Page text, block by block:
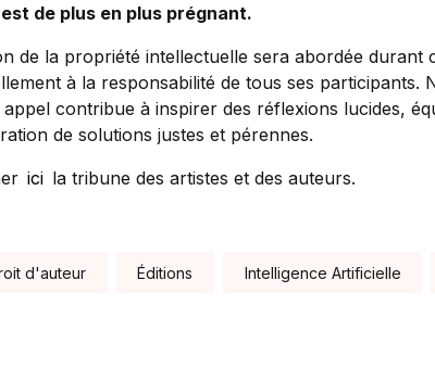
de plus en plus prégnant.
de la propriété intellectuelle sera abordée durant
à la responsabilité de tous ses participants.
appel contribue à inspirer des réflexions lucides,
de solutions justes et pérennes.
ici la tribune des artistes et des auteurs.
d'auteur Éditions Intelligence Artificielle